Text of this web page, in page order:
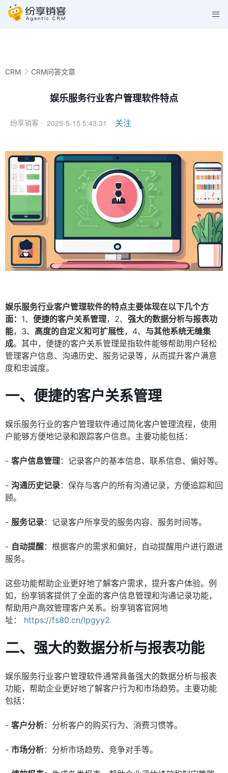
CRM CRM问答文章
娱乐服务行业客户管理软件特点
纷享销客 · 2025-5-15 5:43:31 关注
娱乐服务行业客户管理软件的特点主要体现在以下几个方
面： 1、 便捷的客户关系管理，2、 强大的数据分析与报表功
能，3、 高度的自定义和可扩展性，4、 与其他系统无缝集
成。其中，便捷的客户关系管理是指软件能够帮助用户轻松
管理客户信息、沟通历史、服务记录等，从而提升客户满意
度和忠诚度。
一、便捷的客户关系管理
娱乐服务行业的客户管理软件通过简化客户管理流程，使用
户能够方便地记录和跟踪客户信息。主要功能包括：
- 客户信息管理：记录客户的基本信息、联系信息、偏好等。
- 沟通历史记录：保存与客户的所有沟通记录，方便追踪和回
顾。
- 服务记录：记录客户所享受的服务内容、服务时间等。
- 自动提醒：根据客户的需求和偏好，自动提醒用户进行跟进
服务。
这些功能帮助企业更好地了解客户需求，提升客户体验。例
如，纷享销客提供了全面的客户信息管理和沟通记录功能，
帮助用户高效管理客户关系。纷享销客官网地
址：
https://fs80.cn/lpgyy2
二、强大的数据分析与报表功能
娱乐服务行业客户管理软件通常具备强大的数据分析与报表
功能，帮助企业更好地了解客户行为和市场趋势。主要功能
包括：
- 客户分析：分析客户的购买行为、消费习惯等。
- 市场分析：分析市场趋势、竞争对手等。